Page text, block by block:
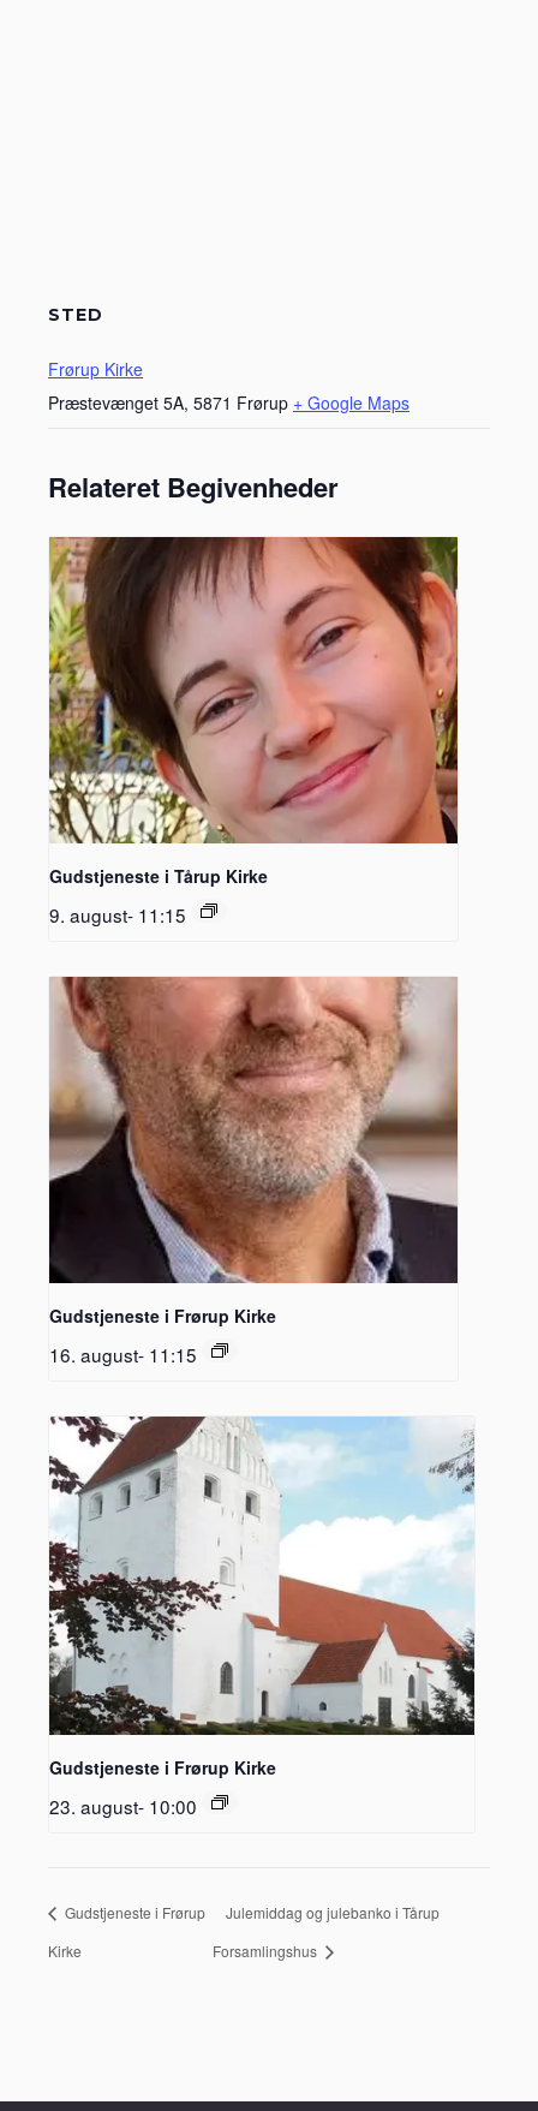
STED
Frørup Kirke
Præstevænget 5A, 5871 Frørup + Google Maps
Relateret Begivenheder
Gudstjeneste i Tårup Kirke
9. august- 11:15
Gudstjeneste i Frørup Kirke
16. august- 11:15
Gudstjeneste i Frørup Kirke
23. august- 10:00
Gudstjeneste i Frørup
Kirke
Julemiddag og julebanko i Tårup
Forsamlingshus